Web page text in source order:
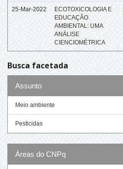
25-Mar-2022
ECOTOXICOLOGIA E
EDUCAÇÃO
AMBIENTAL: UMA
ANÁLISE
CIENCIOMÉTRICA
Busca facetada
Assunto
Meio ambiente
Pesticidas
Áreas do CNPq